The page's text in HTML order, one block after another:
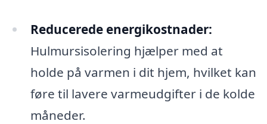
Reducerede energikostnader:
Hulmursisolering hjælper med at
holde på varmen i dit hjem, hvilket kan
føre til lavere varmeudgifter i de kolde
måneder.